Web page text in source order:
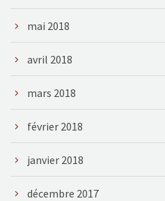
mai 2018
avril 2018
mars 2018
février 2018
janvier 2018
décembre 2017